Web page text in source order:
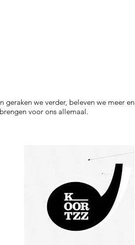
geraken we verder, beleven we meer en
voor ons allemaal.